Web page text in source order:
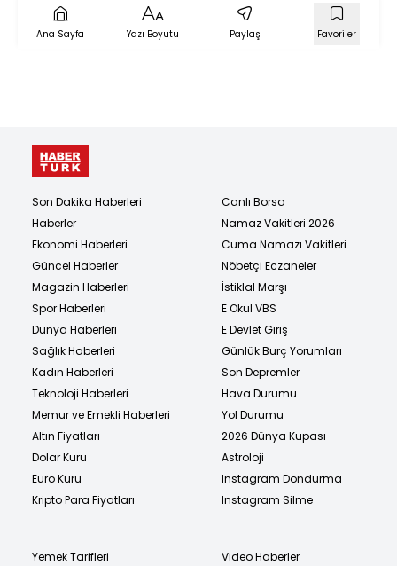
Ana Sayfa Yazı Boyutu Paylaş Favoriler
Son Dakika Haberleri
Haberler
Ekonomi Haberleri
Güncel Haberler
Magazin Haberleri
Spor Haberleri
Dünya Haberleri
Sağlık Haberleri
Kadın Haberleri
Teknoloji Haberleri
Memur ve Emekli Haberleri
Altın Fiyatları
Dolar Kuru
Euro Kuru
Kripto Para Fiyatları
Canlı Borsa
Namaz Vakitleri 2026
Cuma Namazı Vakitleri
Nöbetçi Eczaneler
İstiklal Marşı
E Okul VBS
E Devlet Giriş
Günlük Burç Yorumları
Son Depremler
Hava Durumu
Yol Durumu
2026 Dünya Kupası
Astroloji
Instagram Dondurma
Instagram Silme
Yemek Tarifleri
Video Haberler